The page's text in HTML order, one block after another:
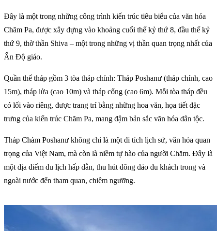
Đây là một trong những công trình kiến trúc tiêu biểu của văn hóa
Chăm Pa, được xây dựng vào khoảng cuối thế kỷ thứ 8, đầu thế kỷ
thứ 9, thờ thần Shiva – một trong những vị thần quan trọng nhất của
Ấn Độ giáo.
Quần thể tháp gồm 3 tòa tháp chính: Tháp Poshanư (tháp chính, cao
15m), tháp lửa (cao 10m) và tháp cổng (cao 6m). Mỗi tòa tháp đều
có lối vào riêng, được trang trí bằng những hoa văn, họa tiết đặc
trưng của kiến trúc Chăm Pa, mang đậm bản sắc văn hóa dân tộc.
Tháp Chàm Poshanư không chỉ là một di tích lịch sử, văn hóa quan
trọng của Việt Nam, mà còn là niềm tự hào của người Chăm. Đây là
một địa điểm du lịch hấp dẫn, thu hút đông đảo du khách trong và
ngoài nước đến tham quan, chiêm ngưỡng.